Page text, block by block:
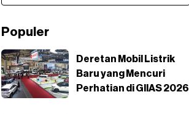
Populer
Deretan Mobil Listrik
Baru yang Mencuri
Perhatian di GIIAS 2026